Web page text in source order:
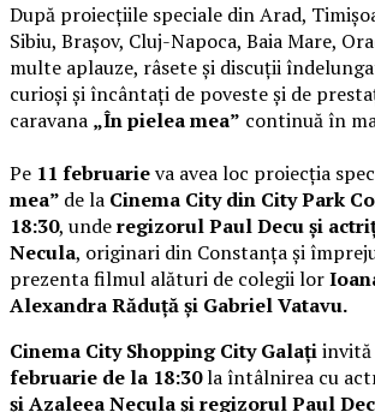
După proiecțiile speciale din Arad,
Sibiu, Brașov, Cluj-Napoca, Baia Mare,
multe aplauze, râsete și discuții
curioși și încântați de poveste și de
caravana „În pielea mea” continuă în
Pe 11 februarieva avea loc proiecția
mea” de la Cinema City din City Park
18:30, underegizorul Paul Decu și
Necula, originari din Constanța și
prezenta filmul alături de colegii lor
Alexandra Răduță și Gabriel Vatavu.
Cinema City Shopping City Galați
februarie de la 18:30la întâlnirea cu
și Azaleea Necula și regizorul Paul